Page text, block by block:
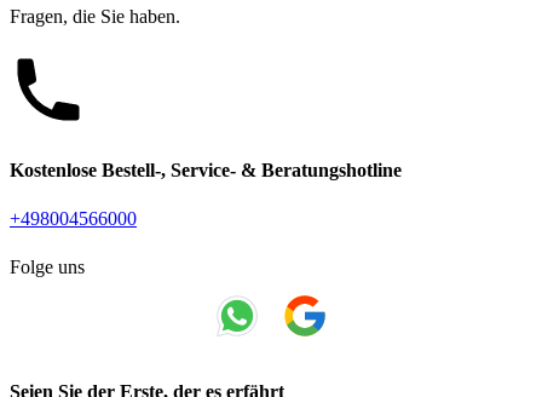
Fragen, die Sie haben.
Kostenlose Bestell-, Service- & Beratungshotline
+498004566000
Folge uns
Seien Sie der Erste, der es erfährt